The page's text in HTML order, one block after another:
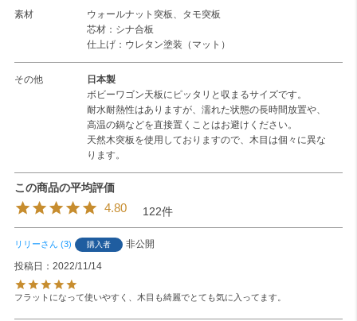
素材
ウォールナット突板、タモ突板
芯材：シナ合板
仕上げ：ウレタン塗装（マット）
その他
日本製
ボビーワゴン天板にピッタリと収まるサイズです。
耐水耐熱性はありますが、濡れた状態の長時間放置や、
高温の鍋などを直接置くことはお避けください。
天然木突板を使用しておりますので、木目は個々に異な
ります。
4.80 122
リリー 3 購入者
非公開
投稿日
2022/11/14
フラットになって使いやすく、木目も綺麗でとても気に入ってます。